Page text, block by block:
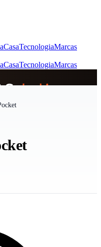
CasaTecnologiaMarcas
CasaTecnologiaMarcas